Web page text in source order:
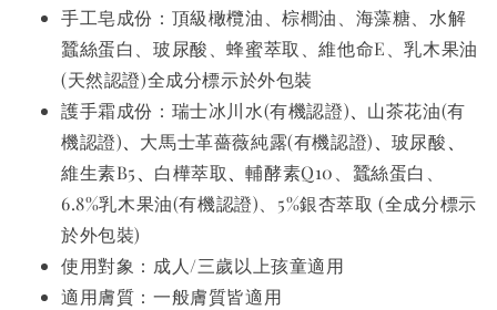
手工皂成份：頂級橄欖油、棕櫚油、海藻糖、水解
蠶絲蛋白、玻尿酸、蜂蜜萃取、維他命E、乳木果油
(天然認證)全成分標示於外包裝
護手霜成份：瑞士冰川水(有機認證)、 山茶花油(有
機認證)、 大馬士革薔薇純露(有機認證)、 玻尿酸、
維生素B5、 白樺萃取、輔酵素Q10、蠶絲蛋白、
6.8%乳木果油(有機認證)、5%銀杏萃取 (全成分標示
於外包裝)
使用對象：成人/三歲以上孩童適用
適用膚質：一般膚質皆適用